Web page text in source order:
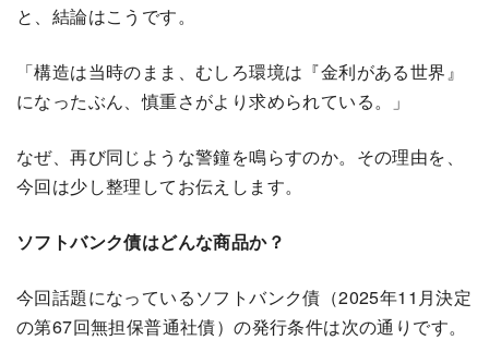
と、結論はこうです。
「構造は当時のまま、むしろ環境は『金利がある世界』
になったぶん、慎重さがより求められている。」
なぜ、再び同じような警鐘を鳴らすのか。その理由を、
今回は少し整理してお伝えします。
ソフトバンク債はどんな商品か？
今回話題になっているソフトバンク債（2025年11月決定
の第67回無担保普通社債）の発行条件は次の通りです。